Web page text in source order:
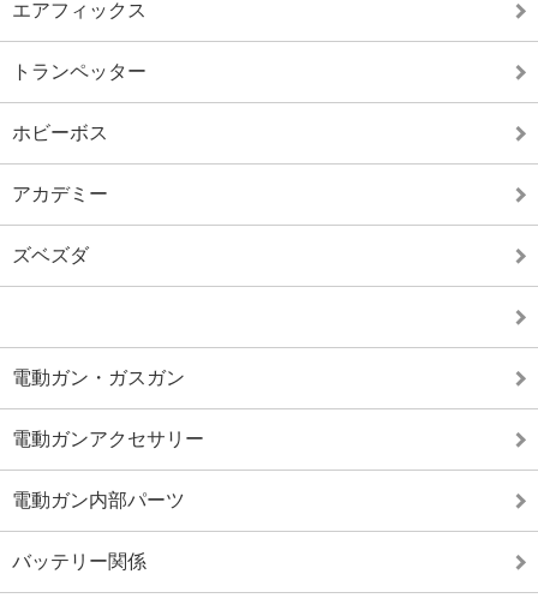
エアフィックス
トランペッター
ホビーボス
アカデミー
ズベズダ
電動ガン・ガスガン
電動ガンアクセサリー
電動ガン内部パーツ
バッテリー関係